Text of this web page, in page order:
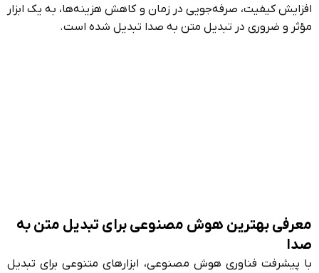
افزایش کیفیت، صرفه‌جویی در زمان و کاهش هزینه‌ها، به یک ابزار
مؤثر و ضروری در تبدیل متن به صدا تبدیل شده است.
معرفی بهترین هوش مصنوعی برای تبدیل متن به
صدا
با پیشرفت فناوری هوش مصنوعی، ابزارهای متنوعی برای تبدیل